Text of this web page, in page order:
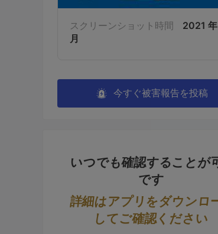
スクリーンショット時間
2021
月
今すぐ被害報告を投稿
いつでも確認することが
です
詳細はアプリをダウンロ
してご確認ください